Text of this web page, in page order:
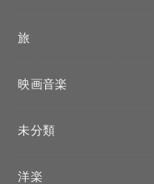
旅
映画音楽
未分類
洋楽